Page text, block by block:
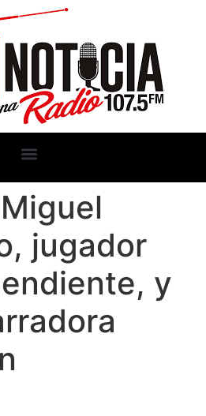
jugador
y